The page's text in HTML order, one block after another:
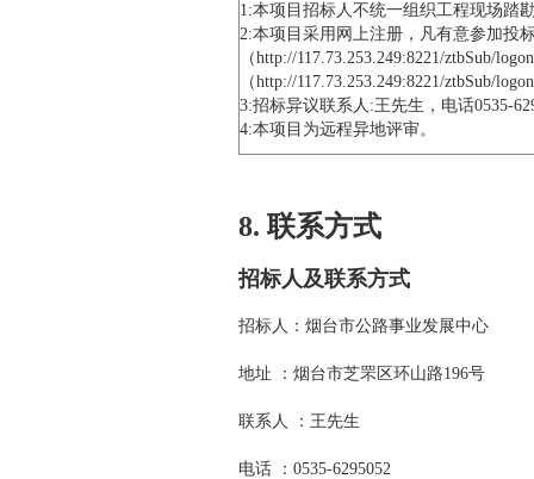
1:本项目招标人不统一组织工程现场踏
2:本项目采用网上注册，凡有意参加投
（http://117.73.253.249:8221/ztbSub/
（http://117.73.253.249:8221/ztbSub/
3:招标异议联系人:王先生，电话0535-
4:本项目为远程异地评审。
8. 联系方式
招标人及联系方式
招标人：烟台市公路事业发展中心
地址 ：烟台市芝罘区环山路196号
联系人 ：王先生
电话 ：0535-6295052